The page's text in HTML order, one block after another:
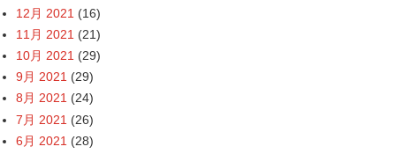
12月 2021 (16)
11月 2021 (21)
10月 2021 (29)
9月 2021 (29)
8月 2021 (24)
7月 2021 (26)
6月 2021 (28)